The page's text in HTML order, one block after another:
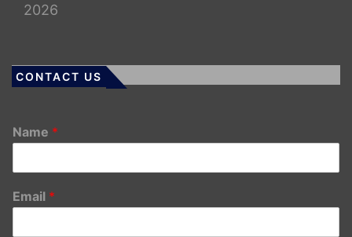
2026
CONTACT US
Name *
Email *